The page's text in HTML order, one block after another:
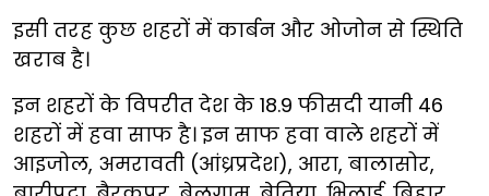
इसी तरह कुछ शहरों में कार्बन और ओजोन से स्थिति
खराब है।
इन शहरों के विपरीत देश के 18.9 फीसदी यानी 46
शहरों में हवा साफ है। इन साफ हवा वाले शहरों में
आइजोल, अमरावती (आंध्रप्रदेश), आरा, बालासोर,